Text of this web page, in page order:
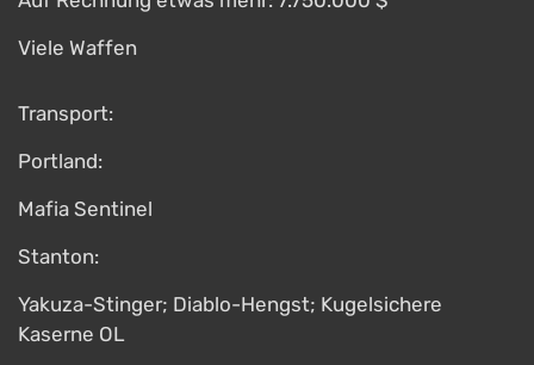
Viele Waffen
Transport:
Portland:
Mafia Sentinel
Stanton:
Yakuza-Stinger; Diablo-Hengst; Kugelsichere
Kaserne OL